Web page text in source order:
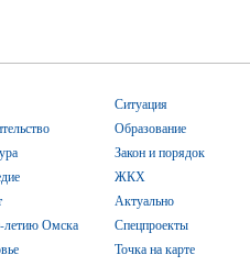
летию Омска
Ситуация
Образование
Закон и порядок
ЖКХ
Актуально
Спецпроекты
Точка на карте